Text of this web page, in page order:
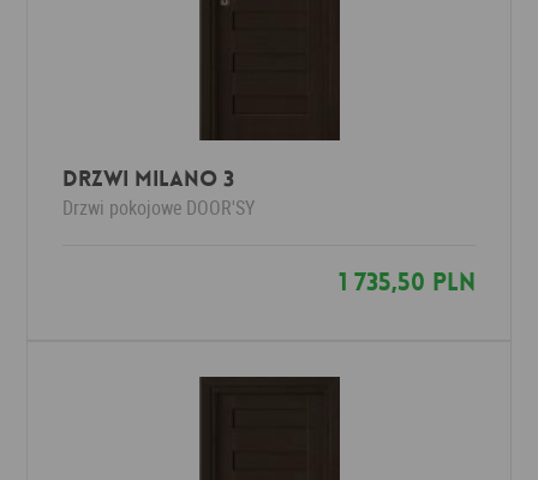
Drzwi Milano 3
Drzwi pokojowe DOOR'SY
1 735,50 PLN